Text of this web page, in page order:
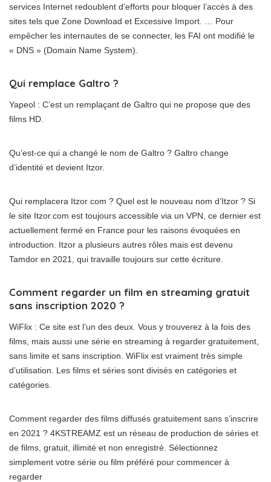
services Internet redoublent d’efforts pour bloquer l’accès à des
sites tels que Zone Download et Excessive Import. … Pour
empêcher les internautes de se connecter, les FAI ont modifié le
« DNS » (Domain Name System).
Qui remplace Galtro ?
Yapeol : C’est un remplaçant de Galtro qui ne propose que des
films HD.
Qu’est-ce qui a changé le nom de Galtro ? Galtro change
d’identité et devient Itzor.
Qui remplacera Itzor com ? Quel est le nouveau nom d’Itzor ? Si
le site Itzor.com est toujours accessible via un VPN, ce dernier est
actuellement fermé en France pour les raisons évoquées en
introduction. Itzor a plusieurs autres rôles mais est devenu
Tamdor en 2021, qui travaille toujours sur cette écriture.
Comment regarder un film en streaming gratuit
sans inscription 2020 ?
WiFlix : Ce site est l’un des deux. Vous y trouverez à la fois des
films, mais aussi une série en streaming à regarder gratuitement,
sans limite et sans inscription. WiFlix est vraiment très simple
d’utilisation. Les films et séries sont divisés en catégories et
catégories.
Comment regarder des films diffusés gratuitement sans s’inscrire
en 2021 ? 4KSTREAMZ est un réseau de production de séries et
de films, gratuit, illimité et non enregistré. Sélectionnez
simplement votre série ou film préféré pour commencer à
regarder